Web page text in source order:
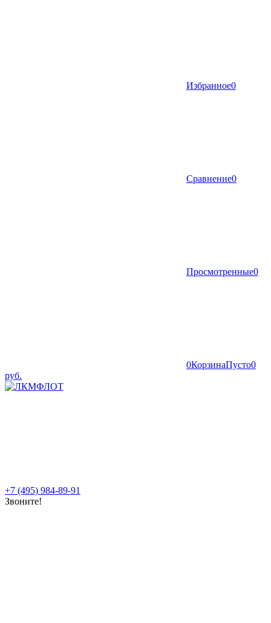
Избранное0
Сравнение0
Просмотренные0
0КорзинаПусто0
руб.
+7 (495) 984-89-91
Звоните!